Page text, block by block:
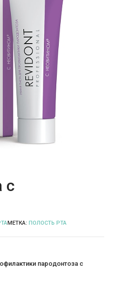
с
пародонтоза с
МЕТКА: ПОЛОСТЬ РТА